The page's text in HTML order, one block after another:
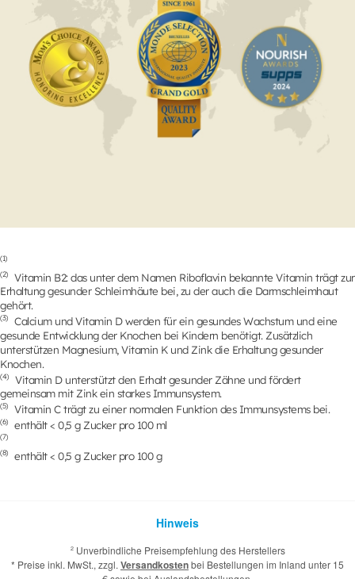
(1)
(2)
Vitamin B2: das unter dem Namen Riboflavin bekannte Vitamin trägt zur
Erhaltung gesunder Schleimhäute bei, zu der auch die Darmschleimhaut
gehört.
(3)
Calcium und Vitamin D werden für ein gesundes Wachstum und eine
gesunde Entwicklung der Knochen bei Kindern benötigt. Zusätzlich
unterstützen Magnesium, Vitamin K und Zink die Erhaltung gesunder
Knochen.
(4)
Vitamin D unterstützt den Erhalt gesunder Zähne und fördert
gemeinsam mit Zink ein starkes Immunsystem.
(5) Vitamin C trägt zu einer normalen Funktion des Immunsystems bei.
(6) enthält < 0,5 g Zucker pro 100 ml
(7)
(8)
enthält < 0,5 g Zucker pro 100 g
Hinweis
2Unverbindliche Preisempfehlung des Herstellers
* Preise inkl. MwSt., zzgl. Versandkostenbei Bestellungen im Inland unter 15